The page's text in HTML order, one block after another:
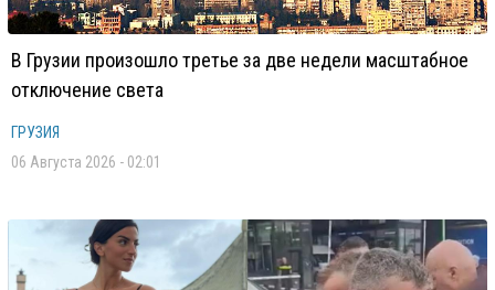
В Грузии произошло третье за две недели масштабное
отключение света
ГРУЗИЯ
06 Августа 2026 - 02:01